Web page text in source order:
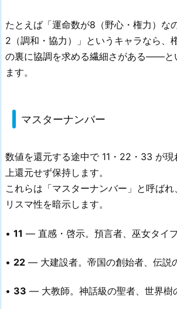
たとえば「運命数が8（野心・権力）な
2（調和・協力）」というキャラなら、
の裏に協調を求める繊細さがある——と
ます。
マスターナンバー
数値を還元する途中で 11・22・33 が現
上還元せず保持します。
これらは「マスターナンバー」と呼ば
リスマ性を暗示します。
• 11 — 直感・啓示。預言者、巫女タイ
• 22 — 大建設者。帝国の創始者、伝説
• 33 — 大教師。神話級の聖者、世界樹